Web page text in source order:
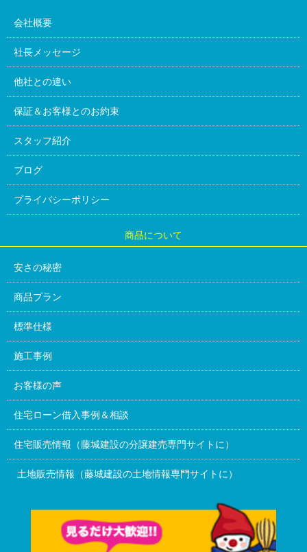
会社概要
社長メッセージ
他社との違い
保証＆お客様とのお約束
スタッフ紹介
ブログ
プライバシーポリシー
商品について
安さの秘密
商品プラン
標準仕様
施工事例
お客様の声
住宅ローン借入事例＆相談
住宅販売情報（藤城建設の分譲建売専門サイトに）
土地販売情報（藤城建設の土地情報専門サイトに）